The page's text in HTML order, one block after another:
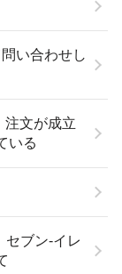
い合わせし
注文が成立
いる
セブン-イレ